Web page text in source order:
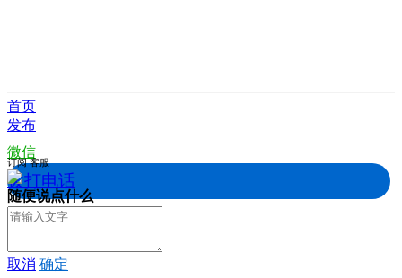
首页
发布
微信
拨打电话
订阅 客服
随便说点什么
取消 确定